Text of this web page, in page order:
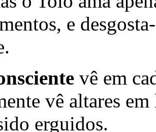
e
vê em
vê altares
erguidos.